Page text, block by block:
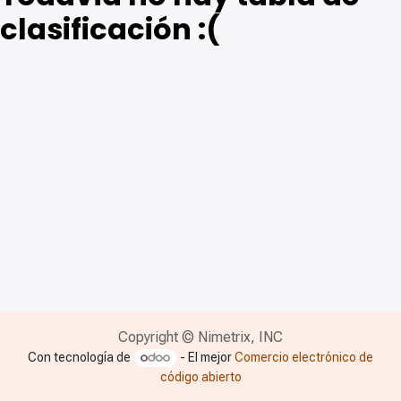
clasificación :(
Copyright © Nimetrix, INC
Con tecnología de - El mejorComercio electrónico de
código abierto